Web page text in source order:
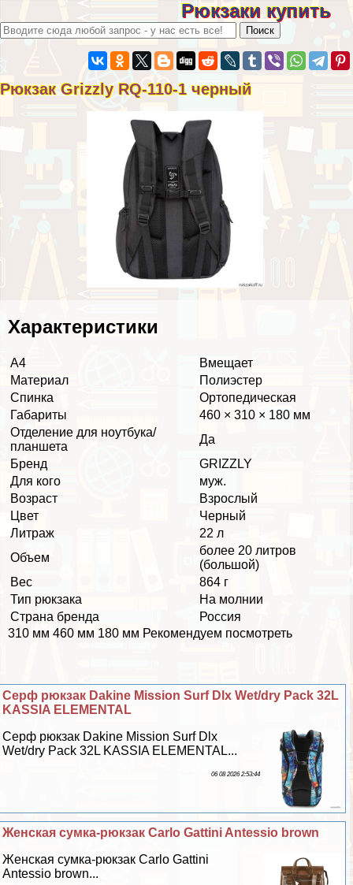
Рюкзаки купить
Рюкзак Grizzly RQ-110-1 черный
Хаpaктеристики
А4
Вмещает
Материал
Полиэстер
Спинка
Ортопедическая
Габариты
460 × 310 × 180 мм
Отделение для ноутбука/
планшета
Да
Бренд
GRIZZLY
Для кого
муж.
Возраст
Взрослый
Цвет
Черный
Литраж
22 л
Объем
более 20 литров
(большой)
Вес
864 г
Тип рюкзака
На молнии
Страна бренда
Россия
310 мм 460 мм 180 мм Рекомендуем посмотреть
Серф рюкзак Dakine Mission Surf Dlx Wet/dry Pack 32L
KASSIA ELEMENTAL
Серф рюкзак Dakine Mission Surf Dlx
Wet/dry Pack 32L KASSIA ELEMENTAL...
06 08 2026 2:53:44
Женская сумка-рюкзак Carlo Gattini Antessio brown
Женская сумка-рюкзак Carlo Gattini
Antessio brown...